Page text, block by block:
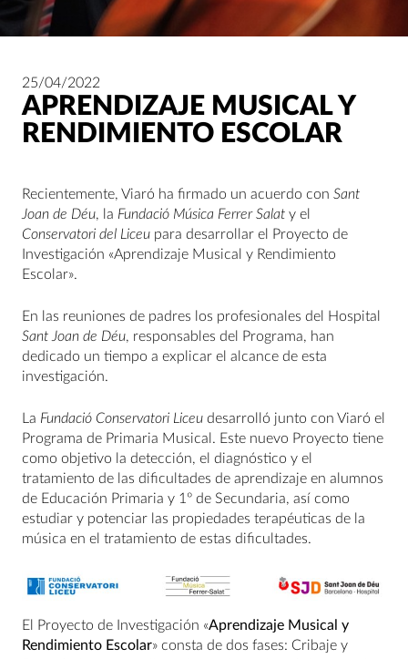
25/04/2022
APRENDIZAJE MUSICAL Y
RENDIMIENTO ESCOLAR
Recientemente, Viaró ha firmado un acuerdo con Sant
Joan de Déu, la Fundació Música Ferrer Salat y el
Conservatori del Liceu para desarrollar el Proyecto de
Investigación «Aprendizaje Musical y Rendimiento
Escolar».
En las reuniones de padres los profesionales del Hospital
Sant Joan de Déu, responsables del Programa, han
dedicado un tiempo a explicar el alcance de esta
investigación.
La Fundació Conservatori Liceu desarrolló junto con Viaró el
Programa de Primaria Musical. Este nuevo Proyecto tiene
como objetivo la detección, el diagnóstico y el
tratamiento de las dificultades de aprendizaje en alumnos
de Educación Primaria y 1º de Secundaria, así como
estudiar y potenciar las propiedades terapéuticas de la
música en el tratamiento de estas dificultades.
El Proyecto de Investigación «Aprendizaje Musical y
Rendimiento Escolar» consta de dos fases: Cribaje y